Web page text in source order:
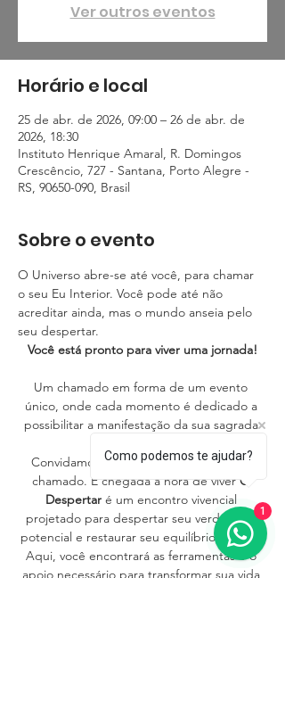
Ver outros eventos
Horário e local
25 de abr. de 2026, 09:00 – 26 de abr. de
2026, 18:30
Instituto Henrique Amaral, R. Domingos
Crescêncio, 727 - Santana, Porto Alegre -
RS, 90650-090, Brasil
Sobre o evento
O Universo abre-se até você, para chamar
o seu Eu Interior. Você pode até não
acreditar ainda, mas o mundo anseia pelo
seu despertar.
Você está pronto para viver uma jornada!
Um chamado em forma de um evento
único, onde cada momento é dedicado a
possibilitar a manifestação da sua sagrada
Convidamos você para ouvir e aceitar o
chamado. É chegada a hora de viver O
Despertar é um encontro vivencial
projetado para despertar seu verdadeiro
potencial e restaurar seu equilíbrio interior.
Aqui, você encontrará as ferramentas e o
apoio necessário para transformar sua vida
Como podemos te ajudar?
1